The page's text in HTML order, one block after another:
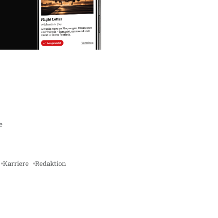
Karriere Redaktion